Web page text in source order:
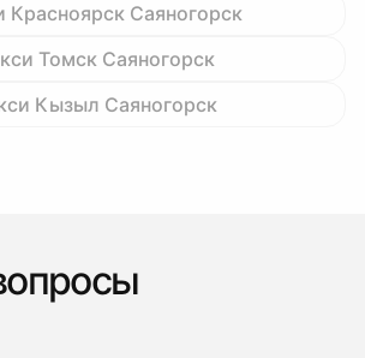
Красноярск Саяногорск
Томск Саяногорск
Кызыл Саяногорск